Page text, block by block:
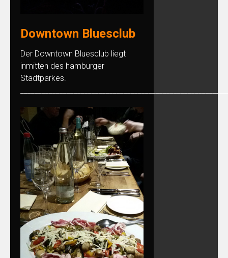
Downtown Bluesclub
Der Downtown Bluesclub liegt
inmitten des hamburger
Stadtparkes.